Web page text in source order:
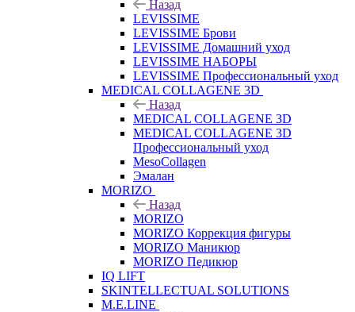
Назад
LEVISSIME
LEVISSIME Брови
LEVISSIME Домашний уход
LEVISSIME НАБОРЫ
LEVISSIME Профессиональный уход
MEDICAL COLLAGENE 3D
Назад
MEDICAL COLLAGENE 3D
MEDICAL COLLAGENE 3D
Профессиональный уход
MesoCollagen
Эмалан
MORIZO
Назад
MORIZO
MORIZO Коррекция фигуры
MORIZO Маникюр
MORIZO Педикюр
IQ LIFT
SKINTELLECTUAL SOLUTIONS
M.E.LINE